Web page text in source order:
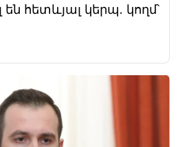
հետևյալ կերպ. կողմ՝